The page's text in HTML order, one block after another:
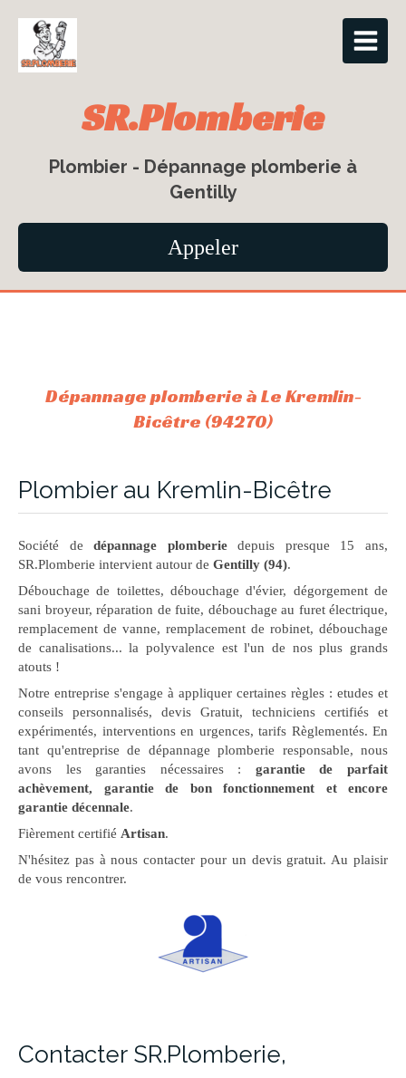
SR.Plomberie
Plombier - Dépannage plomberie à
Gentilly
Appeler
Dépannage plomberie à Le Kremlin-
Bicêtre (94270)
Plombier au Kremlin-Bicêtre
Société dedépannage plomberiedepuis presque 15 ans,
SR.Plomberie intervient autour de Gentilly (94).
Débouchage de toilettes, débouchage d'évier, dégorgement de
sani broyeur, réparation de fuite, débouchage au furet électrique,
remplacement de vanne, remplacement de robinet, débouchage
de canalisations... la polyvalence est l'un de nos plus grands
atouts !
Notre entreprise s'engage à appliquer certaines règles : etudes et
conseils personnalisés, devis Gratuit, techniciens certifiés et
expérimentés, interventions en urgences, tarifs Règlementés. En
tant qu'entreprise de dépannage plomberie responsable, nous
avons les garanties nécessaires : garantie de parfait
achèvement, garantie de bon fonctionnement et encore
garantie décennale.
Fièrement certifié Artisan.
N'hésitez pas à nous contacter pour un devis gratuit. Au plaisir
de vous rencontrer.
Contacter SR.Plomberie,